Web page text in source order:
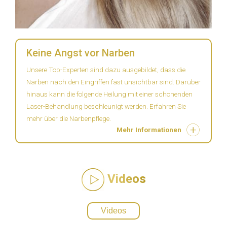
Keine Angst vor Narben
Unsere Top-Experten sind dazu ausgebildet, dass die
Narben nach den Eingriffen fast unsichtbar sind. Darüber
hinaus kann die folgende Heilung mit einer schonenden
Laser-Behandlung beschleunigt werden. Erfahren Sie
mehr über die Narbenpflege.
Mehr Informationen
Videos
Videos